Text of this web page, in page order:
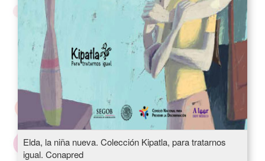
Elda, la niña nueva. Colección Kipatla, para tratarnos
igual. Conapred